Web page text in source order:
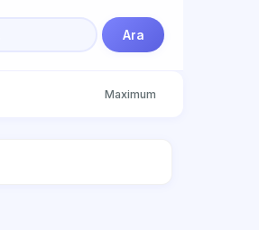
Ara
Maximum